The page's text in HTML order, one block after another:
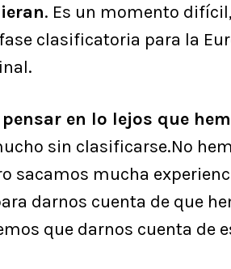
. Es un momento
clasificatoria para la
en lo lejos que
sin clasificarse.No
sacamos mucha
darnos cuenta de que
que darnos cuenta de